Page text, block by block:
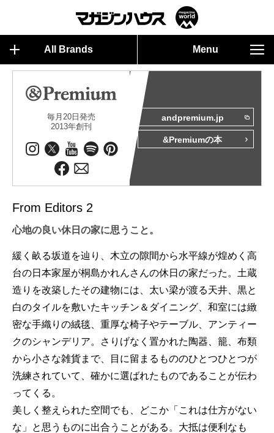
All Brands Menu
毎月20日発売
2013年創刊
andpremium.jp
&Premiumの本
From Editors 2
心地の良い休日の家に思うこと。
緩く畝る坂道を辿り、木立の隙間から水平線が煌めく高
台の日本家屋が桐島かれんさんの休日の家だった。土蔵
造りを改築したその建物には、太い梁が渡る天井、黒と
白のタイルを敷いたキッチン＆ダイニング、和室には緻
密な手織りの絨毯、重厚な椅子やテーブル、アンティー
クのシャンデリア。さりげなく置かれた陶器、籠、布類
から小さな雑貨まで、目に留まるもののひとつひとつが
洗練されていて、確かに選ばれたものであることが伝わ
ってくる。
美しく整えられた空間でも、どこか「これは仕方がない
な」と思うものに出合うことがある。大抵は便利なも